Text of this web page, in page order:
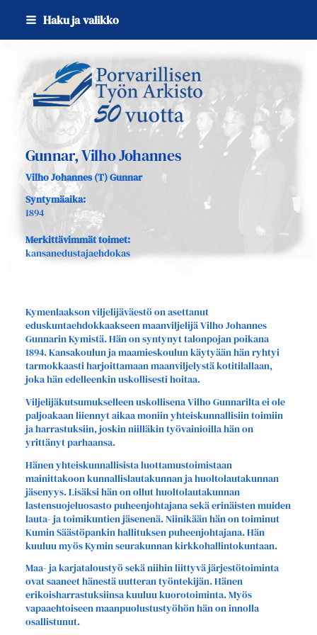
Siirry
sivun
sisältöön
Haku ja valikko
Sivuston etusivulle
Gunnar, Vilho Johannes
Vilho Johannes (T) Gunnar
Syntymäaika:
1894
Merkittävimmät toimet:
kansanedustajaehdokas
Kymenlaakson viljelijäväestö on asettanut
eduskuntaehdokkaakseen maanviljelijä Vilho Johannes
Gunnarin Kymistä. Hän on syntynyt talonpojan poikana
1894. Kansakoulun ja maamieskoulun käytyään hän ryhtyi
tarmokkaasti harjoittamaan maanviljelystä kotitilallaan,
joka hän edelleenkin uskollisesti hoitaa.
Viljelijäkutsumukselleen uskollisena Vilho Gunnarilta ei ole
paljoakaan liiennyt aikaa moniin yhteiskunnallisiin toimiin
ja harrastuksiin, joskin niilläkin työvainioilla hän on
yrittänyt parhaansa.
Hänen yhteiskunnallisista luottamustoimistaan
mainittakoon kunnallislautakunnan ja huoltolautakunnan
jäsenyys. Lisäksi hän on ollut huoltolautakunnan
lastensuojeluosasto puheenjohtajana sekä erinäisten muiden
lauta- ja toimikuntien jäsenenä. Niinikään hän on toiminut
Kumin Säästöpankin hallituksen puheenjohtajana. Hän
kuuluu myös Kymin seurakunnan kirkkohallintokuntaan.
Maa- ja karjataloustyö sekä niihin liittyvä järjestötoiminta
ovat saaneet hänestä uutteran työntekijän. Hänen
erikoisharrastuksiinsa kuuluu kuorotoiminta. Myös
vapaaehtoiseen maanpuolustustyöhön hän on innolla
osallistunut.